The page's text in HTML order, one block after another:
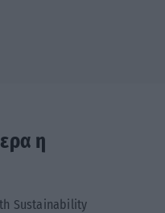
η
Sustainability